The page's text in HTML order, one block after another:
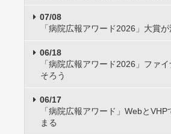
07/08
「病院広報アワード2026」大賞
06/18
「病院広報アワード2026」ファ
そろう
06/17
「病院広報アワード」Webと
まる